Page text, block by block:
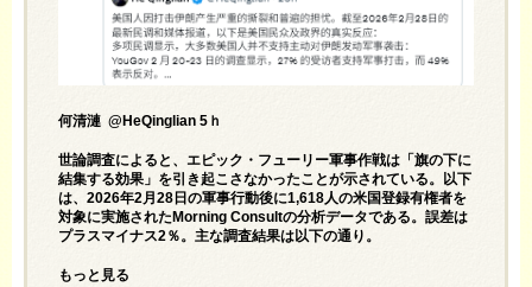
何清漣 @HeQinglian 5ｈ
世論調査によると、エピック・フューリー軍事作戦は「旗の下に
結集する効果」を引き起こさなかったことが示されている。以下
は、2026年2月28日の軍事行動後に1,618人の米国登録有権者を
対象に実施されたMorning Consultの分析データである。誤差は
プラスマイナス2％。主な調査結果は以下の通り。
もっと見る